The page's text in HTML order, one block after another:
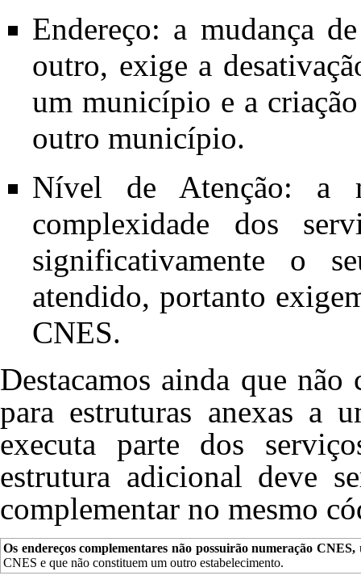
Endereço: a mudança
outro, exige a
um município e a
outro município.
Nível de Atenção: a
complexidade dos
significativamente o
atendido, portanto
CNES.
Destacamos ainda que
para estruturas anexas a
executa parte dos
estrutura adicional deve
complementar no mesmo
Os endereços complementares não possuirão numeração CNES,
CNES e que não constituem um outro estabelecimento.